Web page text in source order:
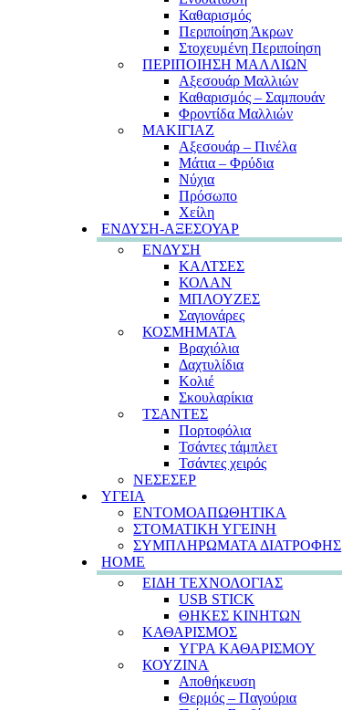
Καθαρισμός
Περιποίηση Άκρων
Στοχευμένη Περιποίηση
ΠΕΡΙΠΟΙΗΣΗ ΜΑΛΛΙΩΝ
Αξεσουάρ Μαλλιών
Καθαρισμός – Σαμπουάν
Φροντίδα Μαλλιών
ΜΑΚΙΓΙΑΖ
Αξεσουάρ – Πινέλα
Μάτια – Φρύδια
Νύχια
Πρόσωπο
Χείλη
ΕΝΔΥΣΗ-ΑΞΕΣΟΥΑΡ
ΕΝΔΥΣΗ
ΚΑΛΤΣΕΣ
ΚΟΛΑΝ
ΜΠΛΟΥΖΕΣ
Σαγιονάρες
ΚΟΣΜΗΜΑΤΑ
Βραχιόλια
Δαχτυλίδια
Κολιέ
Σκουλαρίκια
ΤΣΑΝΤΕΣ
Πορτοφόλια
Τσάντες τάμπλετ
Τσάντες χειρός
ΝΕΣΕΣΕΡ
ΥΓΕΙΑ
ΕΝΤΟΜΟΑΠΩΘΗΤΙΚΑ
ΣΤΟΜΑΤΙΚΗ ΥΓΕΙΝΗ
ΣΥΜΠΛΗΡΩΜΑΤΑ ΔΙΑΤΡΟΦΗΣ
HOME
ΕΙΔΗ ΤΕΧΝΟΛΟΓΙΑΣ
USB STICK
ΘΗΚΕΣ ΚΙΝΗΤΩΝ
ΚΑΘΑΡΙΣΜΟΣ
ΥΓΡΑ ΚΑΘΑΡΙΣΜΟΥ
ΚΟΥΖΙΝΑ
Αποθήκευση
Θερμός – Παγούρια